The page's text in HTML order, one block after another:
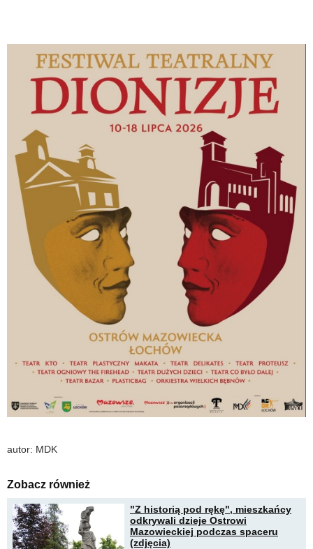
autor: MDK
Zobacz również
"Z historią pod rękę", mieszkańcy
odkrywali dzieje Ostrowi
Mazowieckiej podczas spaceru
(zdjęcia)